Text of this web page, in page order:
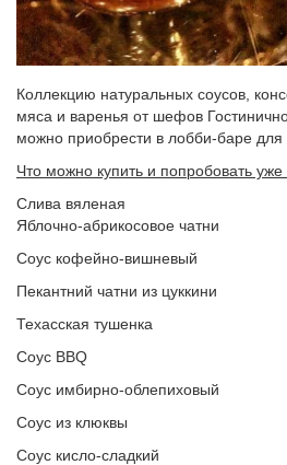
Коллекцию натуральных соусов,
мяса и варенья от шефов
можно приобрести в лобби-баре для
Что можно купить и попробовать уже
Слива вяленая
Яблочно-абрикосовое чатни
Соус кофейно-вишневый
Пекантний чатни из цуккини
Техасская тушенка
Соус BBQ
Соус имбирно-облепиховый
Соус из клюквы
Соус кисло-сладкий